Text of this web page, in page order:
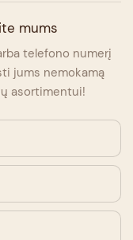
mums
telefono numerį
jums nemokamą
asortimentui!